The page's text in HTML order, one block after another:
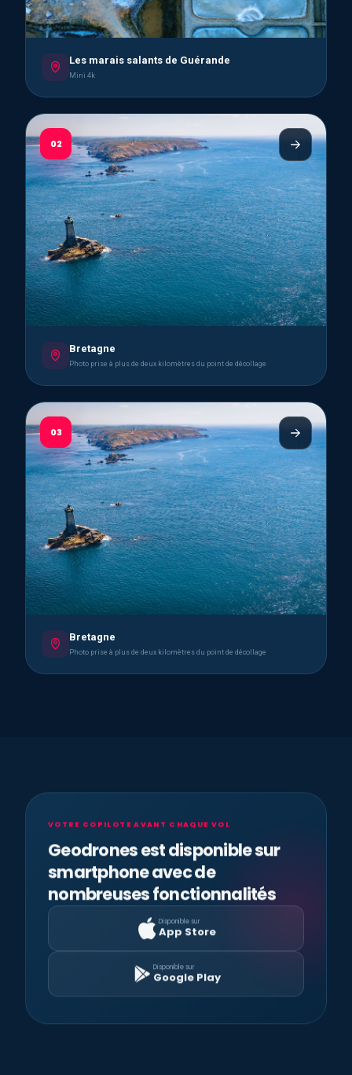
Les marais salants de Guérande
Mini 4k
02
Bretagne
Photo prise à plus de deux kilomètres du point de décollage
03
Bretagne
Photo prise à plus de deux kilomètres du point de décollage
VOTRE COPILOTE AVANT CHAQUE VOL
Geodrones est disponible sur
smartphone avec de
nombreuses fonctionnalités
Disponible sur
App Store
Disponible sur
Google Play